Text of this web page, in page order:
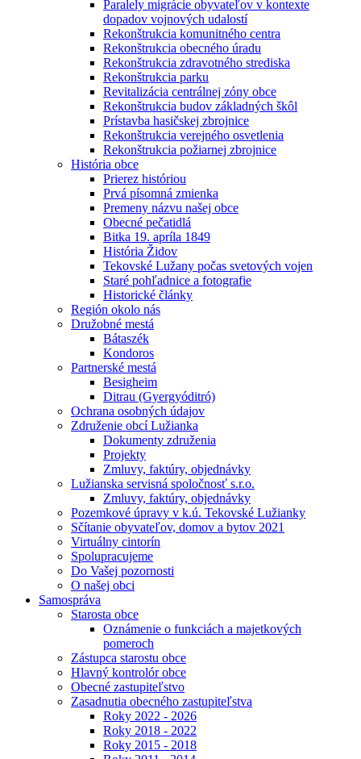
Paralely migrácie obyvateľov v kontexte
dopadov vojnových udalostí
Rekonštrukcia komunitného centra
Rekonštrukcia obecného úradu
Rekonštrukcia zdravotného strediska
Rekonštrukcia parku
Revitalizácia centrálnej zóny obce
Rekonštrukcia budov základných škôl
Prístavba hasičskej zbrojnice
Rekonštrukcia verejného osvetlenia
Rekonštrukcia požiarnej zbrojnice
História obce
Prierez históriou
Prvá písomná zmienka
Premeny názvu našej obce
Obecné pečatidlá
Bitka 19. apríla 1849
História Židov
Tekovské Lužany počas svetových vojen
Staré pohľadnice a fotografie
Historické články
Región okolo nás
Družobné mestá
Bátaszék
Kondoros
Partnerské mestá
Besigheim
Ditrau (Gyergyóditró)
Ochrana osobných údajov
Združenie obcí Lužianka
Dokumenty združenia
Projekty
Zmluvy, faktúry, objednávky
Lužianska servisná spoločnosť s.r.o.
Zmluvy, faktúry, objednávky
Pozemkové úpravy v k.ú. Tekovské Lužianky
Sčítanie obyvateľov, domov a bytov 2021
Virtuálny cintorín
Spolupracujeme
Do Vašej pozornosti
O našej obci
Samospráva
Starosta obce
Oznámenie o funkciách a majetkových
pomeroch
Zástupca starostu obce
Hlavný kontrolór obce
Obecné zastupiteľstvo
Zasadnutia obecného zastupiteľstva
Roky 2022 - 2026
Roky 2018 - 2022
Roky 2015 - 2018